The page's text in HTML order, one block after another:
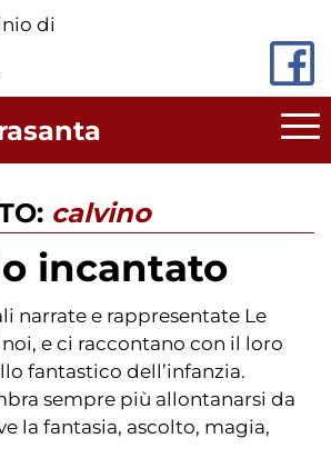
di
calvino
incantato
narrate e rappresentate Le
e ci raccontano con il loro
fantastico dell’infanzia.
sempre più allontanarsi da
la fantasia, ascolto, magia,